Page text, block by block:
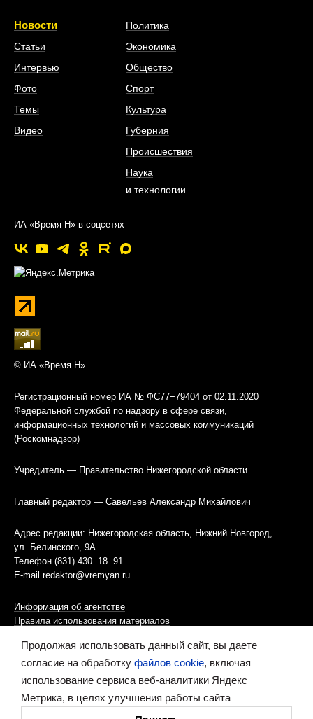
Новости
Статьи
Интервью
Фото
Темы
Видео
Политика
Экономика
Общество
Спорт
Культура
Губерния
Происшествия
Наука
и технологии
ИА «Время Н» в соцсетях
© ИА «Время Н»
Регистрационный номер ИА № ФС77−79404 от 02.11.2020
Федеральной службой по надзору в сфере связи,
информационных технологий и массовых коммуникаций
(Роскомнадзор)
Учредитель — Правительство Нижегородской области
Главный редактор — Савельев Александр Михайлович
Адрес редакции: Нижегородская область, Нижний Новгород,
ул. Белинского, 9А
Телефон (831) 430−18−91
E-mail redaktor@vremyan.ru
Информация об агентстве
Правила использования материалов
Информационная политика использования «cookies»-файлов
Ресурс содержит материалы 16+
Продолжая использовать данный сайт, вы даете
согласие на обработку файлов cookie, включая
использование сервиса веб-аналитики Яндекс
Метрика, в целях улучшения работы сайта